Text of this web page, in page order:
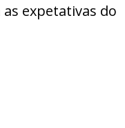
expetativas do